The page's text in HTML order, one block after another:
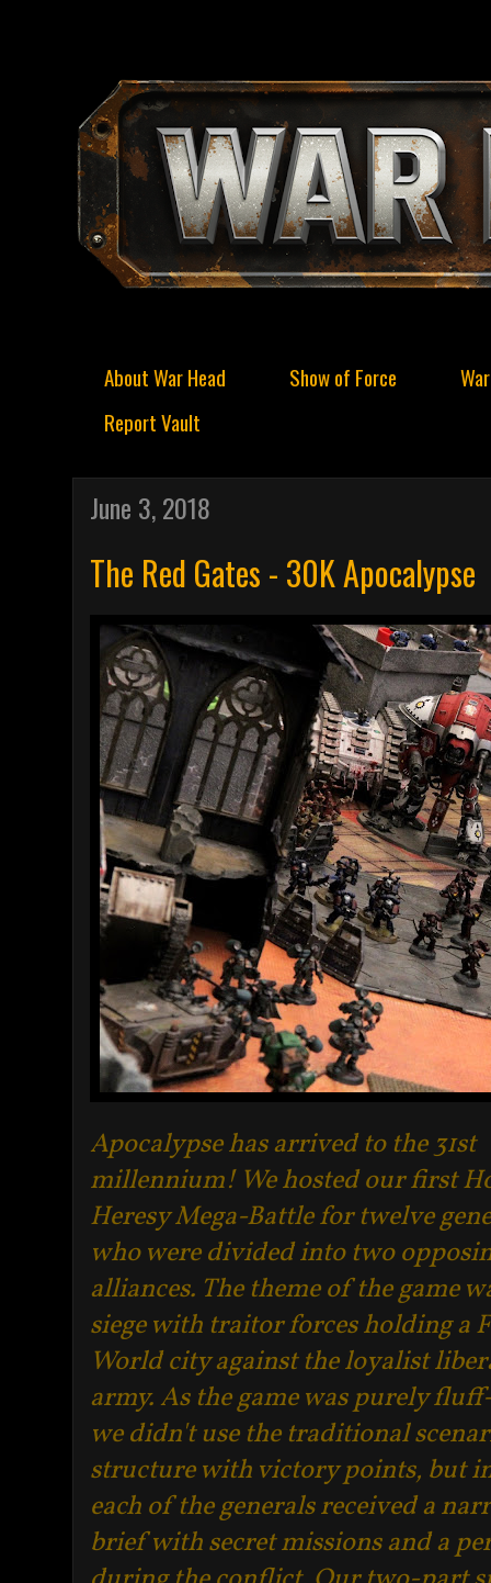
About War Head Show of Force
Report Vault
June 3, 2018
The Red Gates - 30K Apocalypse
Apocalypse has arrived to the 31st
millennium! We hosted our first
Heresy Mega-Battle for twelve
who were divided into two
alliances. The theme of the game
siege with traitor forces holding a
World city against the loyalist
army. As the game was purely
we didn't use the traditional
structure with victory points, but
each of the generals received a
brief with secret missions and a